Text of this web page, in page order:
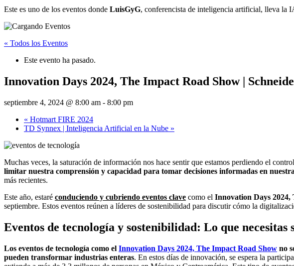
Este es uno de los eventos donde LuisGyG, conferencista de inteligencia artificial, lleva la
« Todos los Eventos
Este evento ha pasado.
Innovation Days 2024, The Impact Road Show |
septiembre 4, 2024 @ 8:00 am - 8:00 pm
« Hotmart FIRE 2024
TD Synnex | Inteligencia Artificial en la Nube »
Muchas veces, la saturación de información nos hace sentir que estamos perdiendo el
limitar nuestra comprensión y capacidad para tomar decisiones informadas en
más recientes.
Este año, estaré conduciendo y cubriendo eventos clave como el Innovation Days
septiembre. Estos eventos reúnen a líderes de sostenibilidad para discutir cómo la
Eventos de tecnología y sostenibilidad: Lo que necesitas
Los eventos de tecnología como el Innovation Days 2024, The Impact Road Show no
pueden transformar industrias enteras. En estos días de innovación, se espera la